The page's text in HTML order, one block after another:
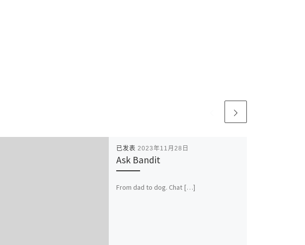
已发表 2023年11月28日
Ask Bandit
From dad to dog. Chat […]